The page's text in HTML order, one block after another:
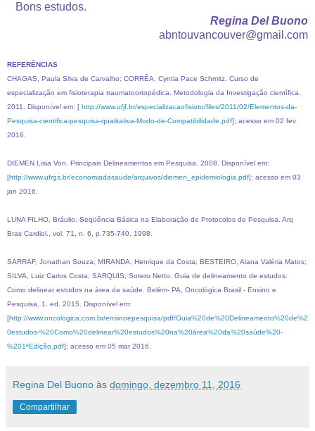
Bons estudos.
Regina Del Buono
abntouvancouver@gmail.com
REFERÊNCIAS
CHAGAS, Paula Silva de Carvalho; CORRÊA, Cyntia Pace Schmitz. Curso de
especialização em fisioterapia traumatoortopédica. Metodologia da Investigação científica.
2011. Disponível em: [ http://www.ufjf.br/especializacaofisioto/files/2011/02/Elementos-da-
Pesquisa-cientifica-pesquisa-qualitativa-Modo-de-Compatibilidade.pdf]; acesso em 02 fev
2016.
DIEMEN Lisia Von. Principais Delineamentos em Pesquisa. 2008. Disponível em:
[http://www.ufrgs.br/economiadasaude/arquivos/diemen_epidemiologia.pdf]; acesso em 03
jan 2016.
LUNA FILHO, Bráulio. Seqüência Básica na Elaboração de Protocolos de Pesquisa. Arq
Bras Cardiol., vol. 71, n. 6, p.735-740, 1998.
SARRAF, Jonathan Souza; MIRANDA, Henrique da Costa; BESTEIRO, Alana Valéria Matos;
SILVA, Luiz Carlos Costa; SARQUIS, Sotero Netto. Guia de delineamento de estudos:
Como delinear estudos na área da saúde. Belém- PA, Oncológica Brasil - Ensino e
Pesquisa, 1. ed. 2015. Disponível em:
[http://www.oncologica.com.br/ensinoepesquisa/pdf/Guia%20de%20Delineamento%20de%2
0estudos-%20Como%20delinear%20estudos%20na%20área%20da%20saúde%20-
%201ªEdição.pdf]; acesso em 05 mar 2016.
Regina Del Buono às domingo, dezembro 11, 2016
Compartilhar